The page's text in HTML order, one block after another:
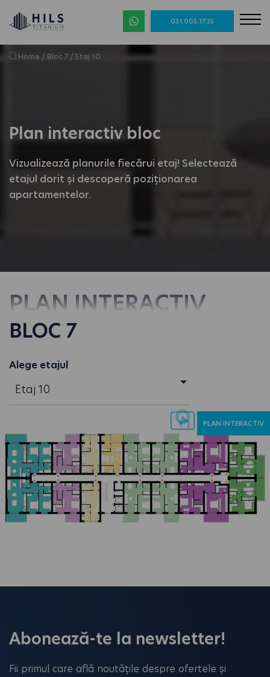
031.005.17.35
Home / Bloc 7 / Etaj 10
Plan interactiv bloc
Vizualizează planurile fiecărui etaj! Selectează
etajul dorit și descoperă poziționarea
apartamentelor.
PLAN INTERACTIV
BLOC 7
Alege etajul
Etaj 10
PLAN INTERACTIV
Abonează-te la newsletter!
Fii primul care află noutățile despre ofertele și